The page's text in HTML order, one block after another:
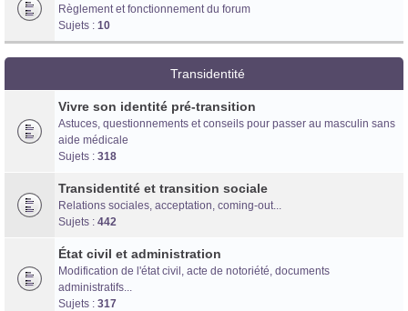
Trans District
Forum d'information sur les transidentités masculines FtM/FtX/Ft*
Règlement et fonctionnement du forum
Sujets : 10
Transidentité
Vivre son identité pré-transition
Astuces, questionnements et conseils pour passer au masculin sans
aide médicale
Sujets : 318
Transidentité et transition sociale
Relations sociales, acceptation, coming-out...
Sujets : 442
État civil et administration
Modification de l'état civil, acte de notoriété, documents
administratifs...
Sujets : 317